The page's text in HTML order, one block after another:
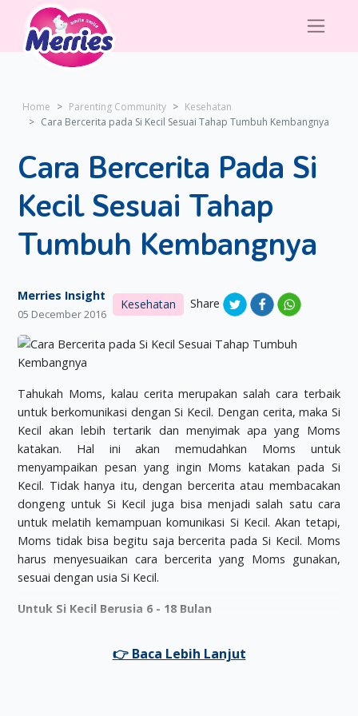
Home Parenting Community
Kesehatan
Cara Bercerita pada Si Kecil Sesuai Tahap Tumbuh Kembangnya
Cara Bercerita Pada Si
Kecil Sesuai Tahap
Tumbuh Kembangnya
Merries Insight
05 December 2016
Kesehatan Share
Tahukah Moms, kalau cerita merupakan salah cara terbaik
untuk berkomunikasi dengan Si Kecil. Dengan cerita, maka Si
Kecil akan lebih tertarik dan menyimak apa yang Moms
katakan. Hal ini akan memudahkan Moms untuk
menyampaikan pesan yang ingin Moms katakan pada Si
Kecil. Tidak hanya itu, dengan bercerita atau membacakan
dongeng untuk Si Kecil juga bisa menjadi salah satu cara
untuk melatih kemampuan komunikasi Si Kecil. Akan tetapi,
Moms tidak bisa begitu saja bercerita pada Si Kecil. Moms
harus menyesuaikan cara bercerita yang Moms gunakan,
sesuai dengan usia Si Kecil.
Untuk Si Kecil Berusia 6 - 18 Bulan
dengan baik. Si Kecil juga belum terlalu paham bahasa yang